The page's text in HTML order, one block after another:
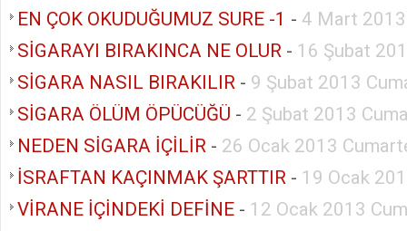
EN ÇOK OKUDUĞUMUZ SURE -1 - 4 Mart
SİGARAYI BIRAKINCA NE OLUR - 16 Şubat
SİGARA NASIL BIRAKILIR - 9 Şubat 2013
SİGARA ÖLÜM ÖPÜCÜĞÜ - 2 Şubat 2013
NEDEN SİGARA İÇİLİR - 26 Ocak 2013
İSRAFTAN KAÇINMAK ŞARTTIR - 19 Ocak
VİRANE İÇİNDEKİ DEFİNE - 12 Ocak 2013